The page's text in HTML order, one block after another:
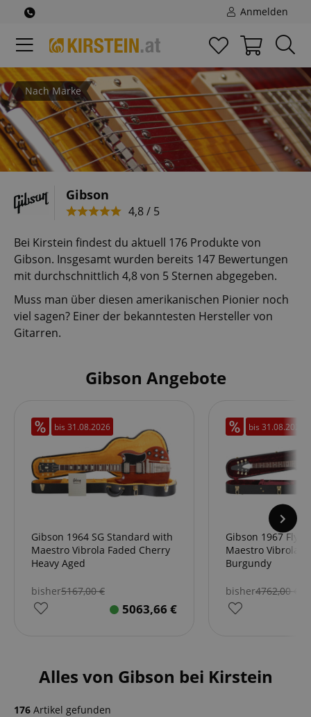
Anmelden
Nach Marke
Gibson
4,8 / 5
Bei Kirstein findest du aktuell 176 Produkte von
Gibson. Insgesamt wurden bereits 147 Bewertungen
mit durchschnittlich 4,8 von 5 Sternen abgegeben.
Muss man über diesen amerikanischen Pionier noch
viel sagen? Einer der bekanntesten Hersteller von
Gitarren.
Gibson Angebote
bis 31.08.2026
Gibson 1964 SG Standard with
Maestro Vibrola Faded Cherry
Heavy Aged
bisher5167,00€
5063,66 €
bis 31.08.2026
Gibson 1967
Maestro Vibrola
Burgundy
bisher4762,00
Alles von Gibson bei Kirstein
176 Artikel gefunden